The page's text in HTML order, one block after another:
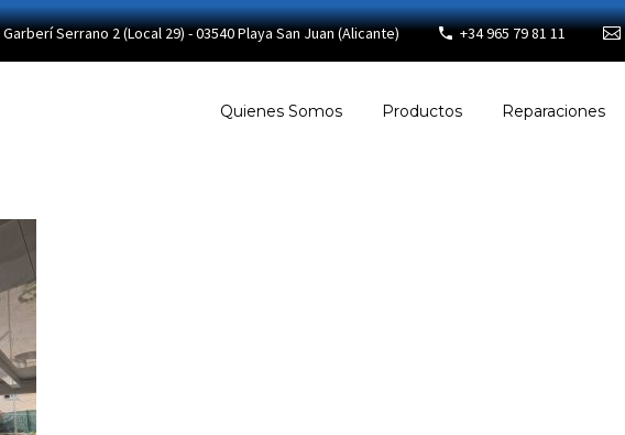
Serrano 2 (Local 29) - 03540 Playa San Juan (Alicante) +34 965 79 81 11
Quienes Somos Productos Reparaciones